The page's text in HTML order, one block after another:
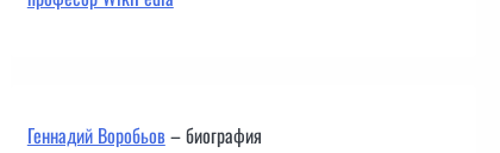
Геннадий Воробьов– биография